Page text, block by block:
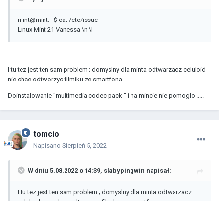
mint@mint:~$ cat /etc/issue
Linux Mint 21 Vanessa \n \l
I tu tez jest ten sam problem ; domyslny dla minta odtwarzacz celuloid -
nie chce odtworzyc filmiku ze smartfona .
Doinstalowanie ''multimedia codec pack '' i na mincie nie pomoglo .....
tomcio
Napisano Sierpień 5, 2022
W dniu 5.08.2022 o 14:39, slabypingwin napisał:
I tu tez jest ten sam problem ; domyslny dla minta odtwarzacz